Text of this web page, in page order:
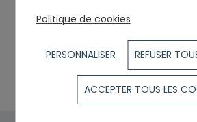
Politique de cookies
PERSONNALISER REFUSER
ACCEPTER TOUS LES
31086